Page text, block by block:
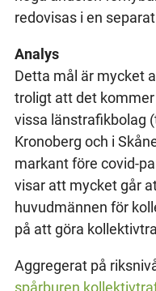
redovisas i en
Analys
Detta mål är mycket
troligt att det
vissa länstrafikbolag
Kronoberg och i
markant före covid-
visar att mycket går
huvudmännen för
på att göra
Aggregerat på
spårburen